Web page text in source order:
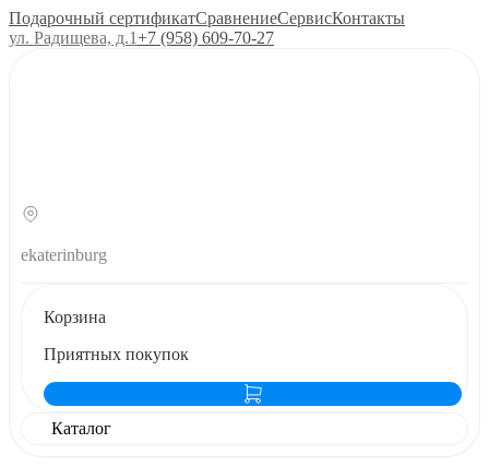
Подарочный сертификатСравнениеСервисКонтакты
ул. Радищева, д.1+7 (958) 609‑70‑27
ekaterinburg
Корзина
Приятных покупок
Каталог